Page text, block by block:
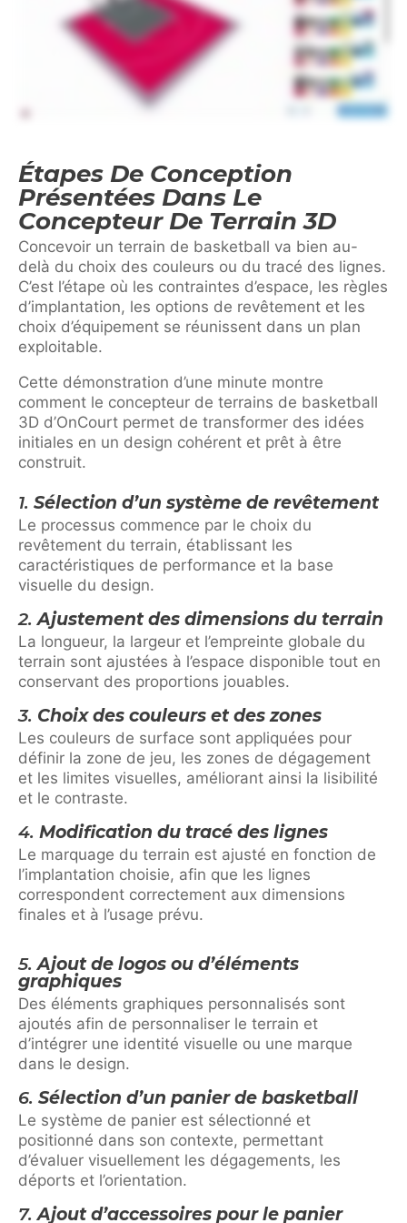
Étapes De Conception
Présentées Dans Le
Concepteur De Terrain 3D
Concevoir un terrain de basketball va bien au-
delà du choix des couleurs ou du tracé des lignes.
C’est l’étape où les contraintes d’espace, les règles
d’implantation, les options de revêtement et les
choix d’équipement se réunissent dans un plan
exploitable.
Cette démonstration d’une minute montre
comment le concepteur de terrains de basketball
3D d’OnCourt permet de transformer des idées
initiales en un design cohérent et prêt à être
construit.
1. Sélection d’un système de revêtement
Le processus commence par le choix du
revêtement du terrain, établissant les
caractéristiques de performance et la base
visuelle du design.
2.Ajustement des dimensions du terrain
La longueur, la largeur et l’empreinte globale du
terrain sont ajustées à l’espace disponible tout en
conservant des proportions jouables.
3. Choix des couleurs et des zones
Les couleurs de surface sont appliquées pour
définir la zone de jeu, les zones de dégagement
et les limites visuelles, améliorant ainsi la lisibilité
et le contraste.
4. Modification du tracé des lignes
Le marquage du terrain est ajusté en fonction de
l’implantation choisie, afin que les lignes
correspondent correctement aux dimensions
finales et à l’usage prévu.
5.Ajout de logos ou d’éléments
graphiques
Des éléments graphiques personnalisés sont
ajoutés afin de personnaliser le terrain et
d’intégrer une identité visuelle ou une marque
dans le design.
6. Sélection d’un panier de basketball
Le système de panier est sélectionné et
positionné dans son contexte, permettant
d’évaluer visuellement les dégagements, les
déports et l’orientation.
7.Ajout d’accessoires pour le panier